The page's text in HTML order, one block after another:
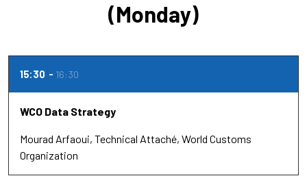
(Monday)
15:30 16:30
WCO Data Strategy
Mourad Arfaoui Technical Attaché World Customs
Organization